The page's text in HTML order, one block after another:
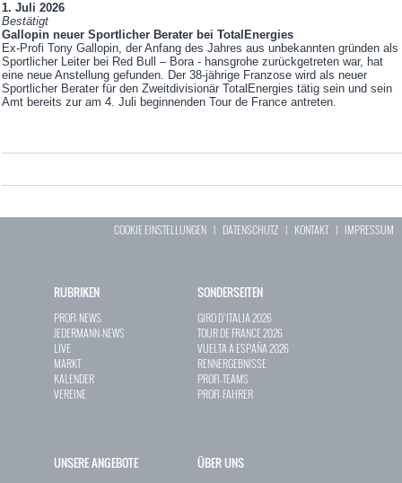
1. Juli 2026
Bestätigt
Gallopin neuer Sportlicher Berater bei TotalEnergies
Ex-Profi Tony Gallopin, der Anfang des Jahres aus unbekannten gründen als
Sportlicher Leiter bei Red Bull – Bora - hansgrohe zurückgetreten war, hat
eine neue Anstellung gefunden. Der 38-jährige Franzose wird als neuer
Sportlicher Berater für den Zweitdivisionär TotalEnergies tätig sein und sein
Amt bereits zur am 4. Juli beginnenden Tour de France antreten.
COOKIE EINSTELLUNGEN | DATENSCHUTZ | KONTAKT| IMPRESSUM
RUBRIKEN
PROFI-NEWS
JEDERMANN-NEWS
LIVE
MARKT
KALENDER
VEREINE
SONDERSEITEN
GIRO D`ITALIA 2026
TOUR DE FRANCE 2026
VUELTA A ESPAÑA 2026
RENNERGEBNISSE
PROFI-TEAMS
PROFI-FAHRER
UNSERE ANGEBOTE ÜBER UNS